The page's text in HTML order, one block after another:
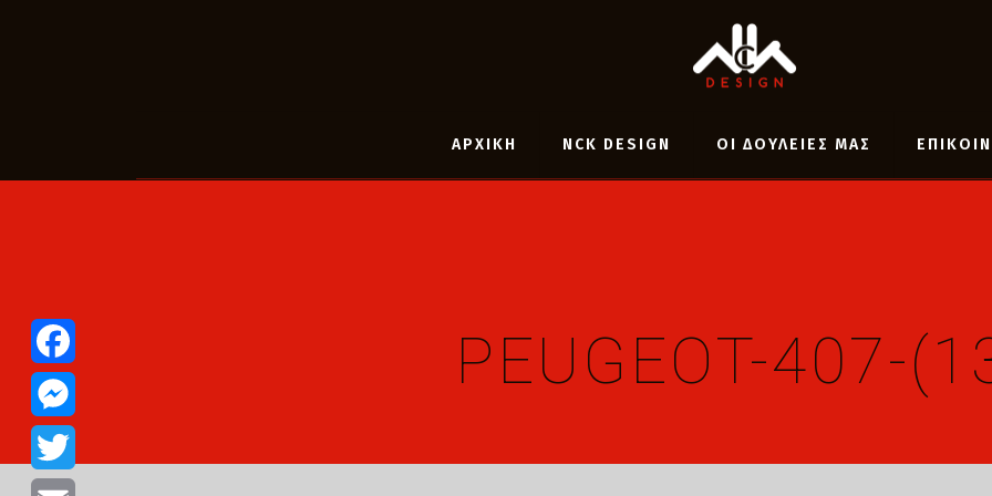
ΑΡΧΙΚΗ NCK DESIGN ΟΙ ΔΟΥΛΕΙΕΣ ΜΑΣ
PEUGEOT-407-
Facebook
Messenger
Twitter